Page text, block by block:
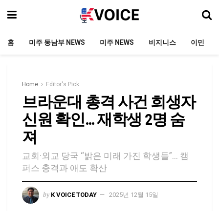
홈 미주 동남부 NEWS 미주 NEWS 비지니스 이민
Home Editor's Pick
브라운대 총격 사건 희생자
신원 확인… 재학생 2명 숨
져
교회·외교 당국 “밝은 미래 가진 학생들”… 캠
퍼스 충격과 애도 확산
by K VOICE TODAY 2025년 12월 15일